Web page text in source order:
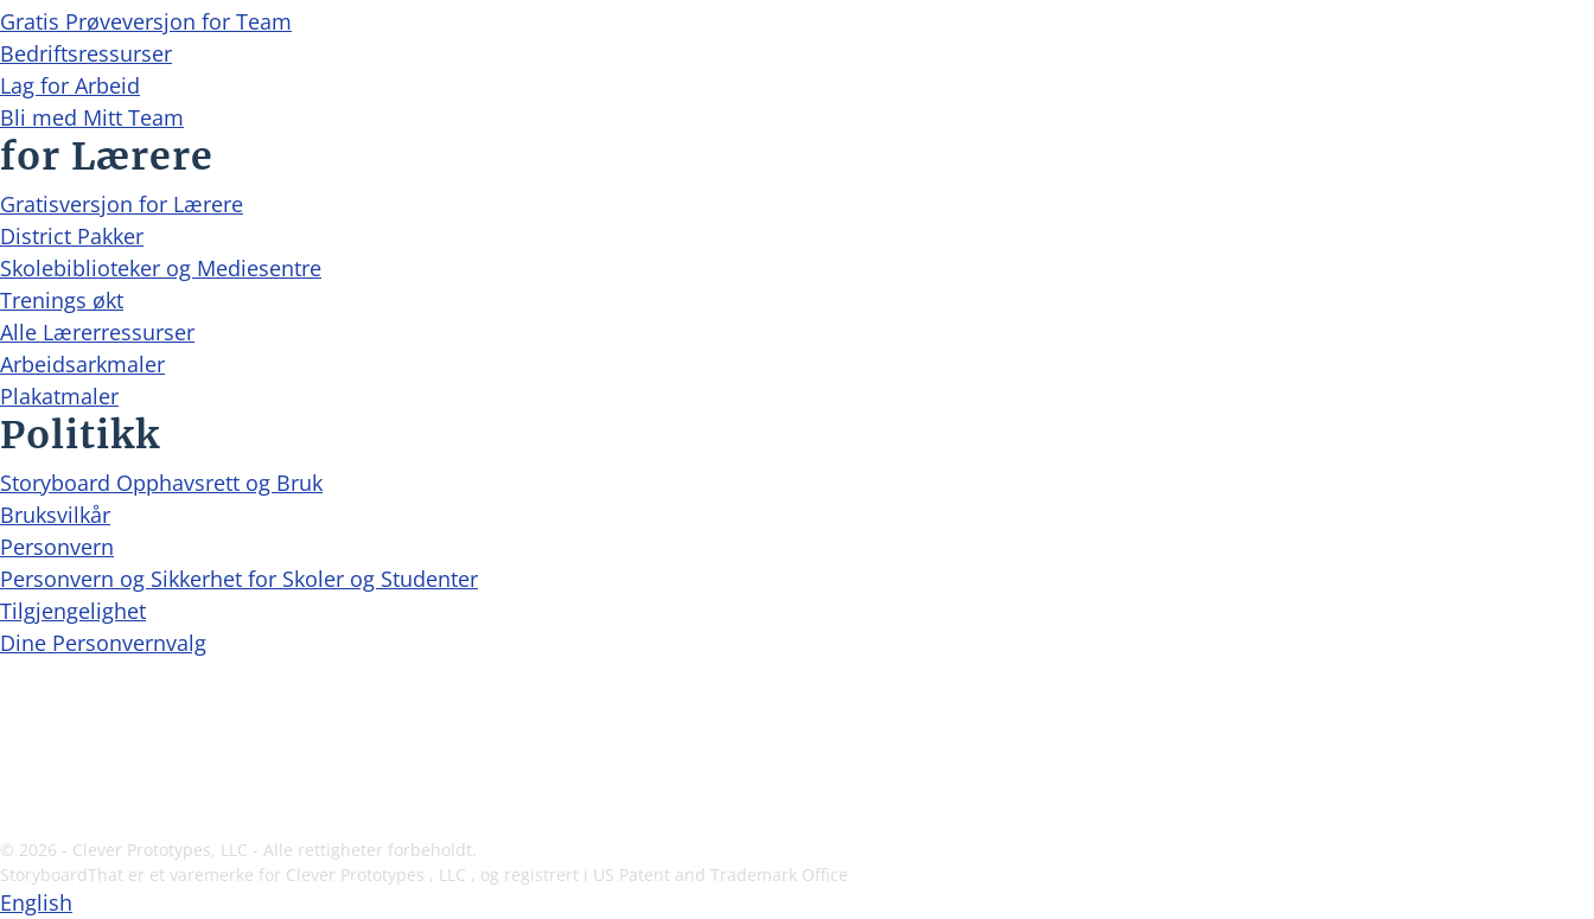
Gratis Prøveversjon for Team
Bedriftsressurser
Lag for Arbeid
Bli med Mitt Team
for Lærere
Gratisversjon for Lærere
District Pakker
Skolebiblioteker og Mediesentre
Trenings økt
Alle Lærerressurser
Arbeidsarkmaler
Plakatmaler
Politikk
Storyboard Opphavsrett og Bruk
Bruksvilkår
Personvern
Personvern og Sikkerhet for Skoler og Studenter
Tilgjengelighet
Dine Personvernvalg
© 2026 - Clever Prototypes, LLC - Alle rettigheter forbeholdt.
StoryboardThat er et varemerke for Clever Prototypes , LLC , og registrert i US Patent and Trademark Office
English